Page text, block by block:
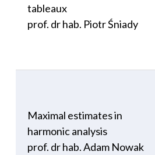
tableaux
prof. dr hab. Piotr Śniady
Maximal estimates in
harmonic analysis
prof. dr hab. Adam Nowak